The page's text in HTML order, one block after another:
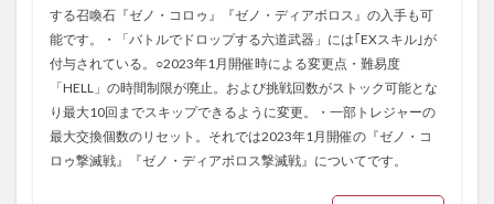
する召喚石『ゼノ・コロゥ』『ゼノ・ディアボロス』の入手も可
能です。・「バトルでドロップする六道武器」には｢EXスキル｣が
付与されている。○2023年1月開催時による変更点・難易度
「HELL」の時間制限が廃止。および挑戦回数がストック可能とな
り最大10回までスキップできるように変更。・一部トレジャーの
最大交換個数のリセット。それでは2023年1月開催の『ゼノ・コ
ロゥ撃滅戦』『ゼノ・ディアボロス撃滅戦』についてです。